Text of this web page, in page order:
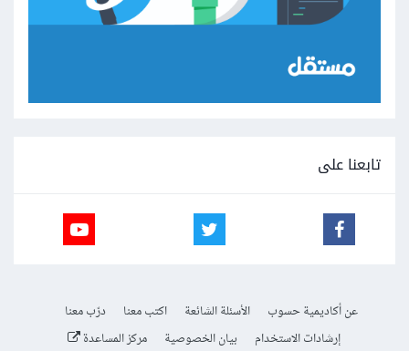
تابعنا على
عن أكاديمية حسوب الأسئلة الشائعة اكتب معنا
درّب معنا
إرشادات الاستخدام
بيان الخصوصية مركز المساعدة